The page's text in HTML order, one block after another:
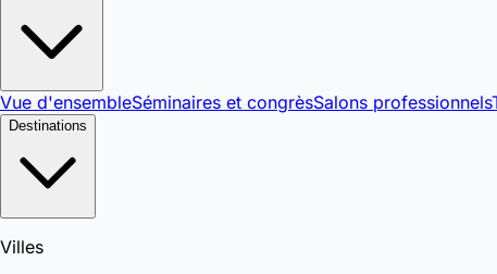
Vue d'ensembleSéminaires et congrèsSalons professionnels
Destinations
Villes